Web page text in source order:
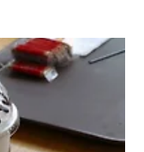
중무휴(가끔 쉽니다)